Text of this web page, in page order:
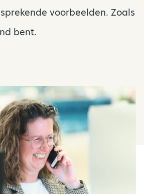
voorbeelden. Zoals
bent.